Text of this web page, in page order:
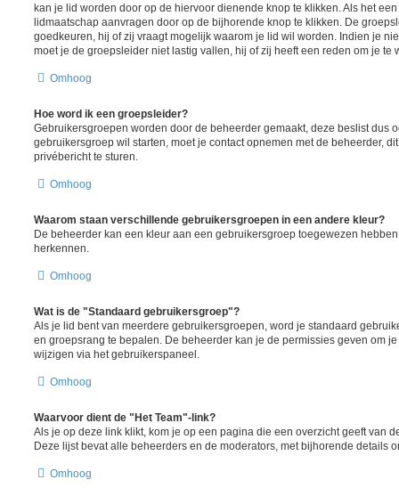
kan je lid worden door op de hiervoor dienende knop te klikken. Als het
lidmaatschap aanvragen door op de bijhorende knop te klikken. De
goedkeuren, hij of zij vraagt mogelijk waarom je lid wil worden. Indien je
moet je de groepsleider niet lastig vallen, hij of zij heeft een reden om je te
Omhoog
Hoe word ik een groepsleider?
Gebruikersgroepen worden door de beheerder gemaakt, deze beslist dus
gebruikersgroep wil starten, moet je contact opnemen met de beheerder,
privébericht te sturen.
Omhoog
Waarom staan verschillende gebruikersgroepen in een andere kleur?
De beheerder kan een kleur aan een gebruikersgroep toegewezen
herkennen.
Omhoog
Wat is de "Standaard gebruikersgroep"?
Als je lid bent van meerdere gebruikersgroepen, word je standaard
en groepsrang te bepalen. De beheerder kan je de permissies geven om
wijzigen via het gebruikerspaneel.
Omhoog
Waarvoor dient de "Het Team"-link?
Als je op deze link klikt, kom je op een pagina die een overzicht geeft van
Deze lijst bevat alle beheerders en de moderators, met bijhorende details
Omhoog